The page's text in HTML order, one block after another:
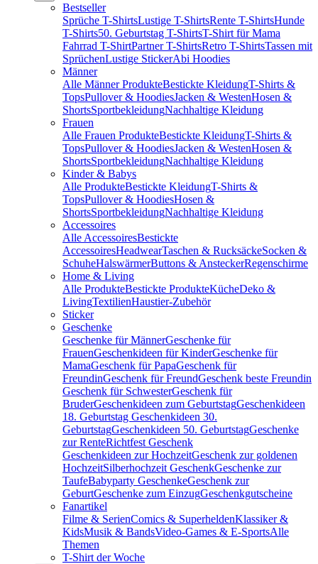
Bestseller
Sprüche T-ShirtsLustige T-ShirtsRente T-ShirtsHunde
T-Shirts50. Geburtstag T-ShirtsT-Shirt für Mama
Fahrrad T-ShirtPartner T-ShirtsRetro T-ShirtsTassen mit
SprüchenLustige StickerAbi Hoodies
Männer
Alle Männer ProdukteBestickte KleidungT-Shirts &
TopsPullover & HoodiesJacken & WestenHosen &
ShortsSportbekleidungNachhaltige Kleidung
Frauen
Alle Frauen ProdukteBestickte KleidungT-Shirts &
TopsPullover & HoodiesJacken & WestenHosen &
ShortsSportbekleidungNachhaltige Kleidung
Kinder & Babys
Alle ProdukteBestickte KleidungT-Shirts &
TopsPullover & HoodiesHosen &
ShortsSportbekleidungNachhaltige Kleidung
Accessoires
Alle AccessoiresBestickte
AccessoiresHeadwearTaschen & RucksäckeSocken &
SchuheHalswärmerButtons & AnsteckerRegenschirme
Home & Living
Alle ProdukteBestickte ProdukteKücheDeko &
LivingTextilienHaustier-Zubehör
Sticker
Geschenke
Geschenke für MännerGeschenke für
FrauenGeschenkideen für KinderGeschenke für
MamaGeschenk für PapaGeschenk für
FreundinGeschenk für FreundGeschenk beste Freundin
Geschenk für SchwesterGeschenk für
BruderGeschenkideen zum GeburtstagGeschenkideen
18. Geburtstag Geschenkideen 30.
GeburtstagGeschenkideen 50. GeburtstagGeschenke
zur RenteRichtfest Geschenk
Geschenkideen zur HochzeitGeschenk zur goldenen
HochzeitSilberhochzeit GeschenkGeschenke zur
TaufeBabyparty GeschenkeGeschenk zur
GeburtGeschenke zum EinzugGeschenkgutscheine
Fanartikel
Filme & SerienComics & SuperheldenKlassiker &
KidsMusik & BandsVideo-Games & E-SportsAlle
Themen
T-Shirt der Woche